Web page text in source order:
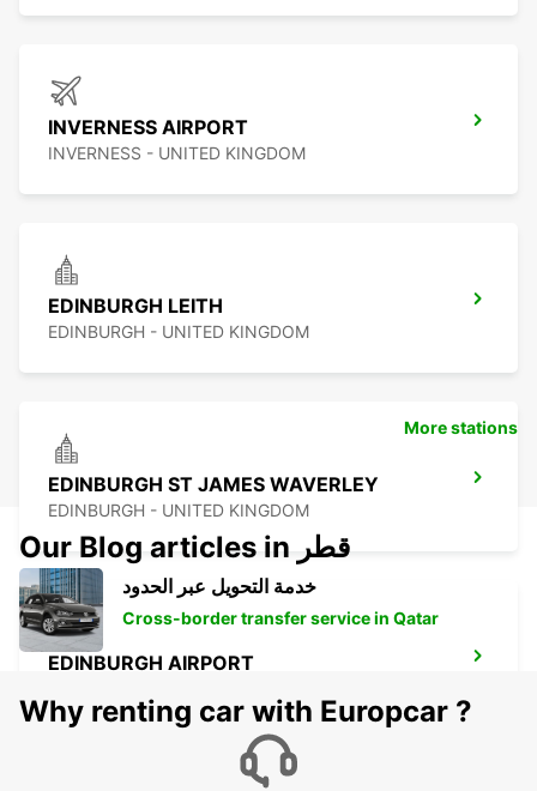
INVERNESS AIRPORT
INVERNESS - UNITED KINGDOM
EDINBURGH LEITH
EDINBURGH - UNITED KINGDOM
EDINBURGH ST JAMES WAVERLEY
EDINBURGH - UNITED KINGDOM
EDINBURGH AIRPORT
More stations
Our Blog articles in قطر
خدمة التحويل عبر الحدود
Cross-border transfer service in Qatar
Why renting car with Europcar ?